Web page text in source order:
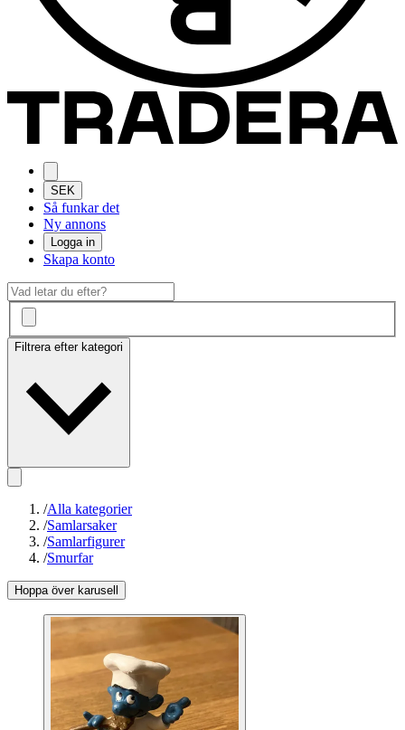
SEK
Så funkar det
Ny annons
Logga in
Skapa konto
Filtrera efter kategori
/Alla kategorier
/Samlarsaker
/Samlarfigurer
/Smurfar
Hoppa över karusell